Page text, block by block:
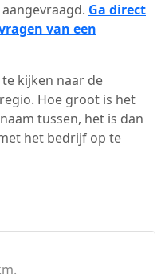
Ga direct
van een
kijken naar de
Hoe groot is het
tussen, het is dan
het bedrijf op te